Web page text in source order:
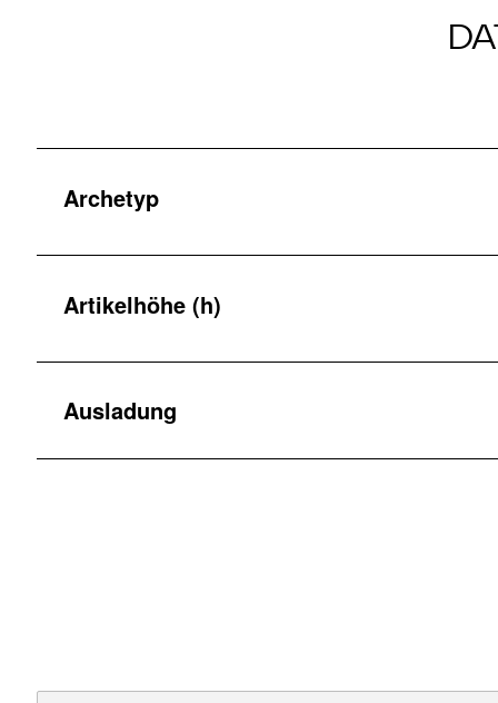
Archetyp
Artikelhöhe (h)
Ausladung